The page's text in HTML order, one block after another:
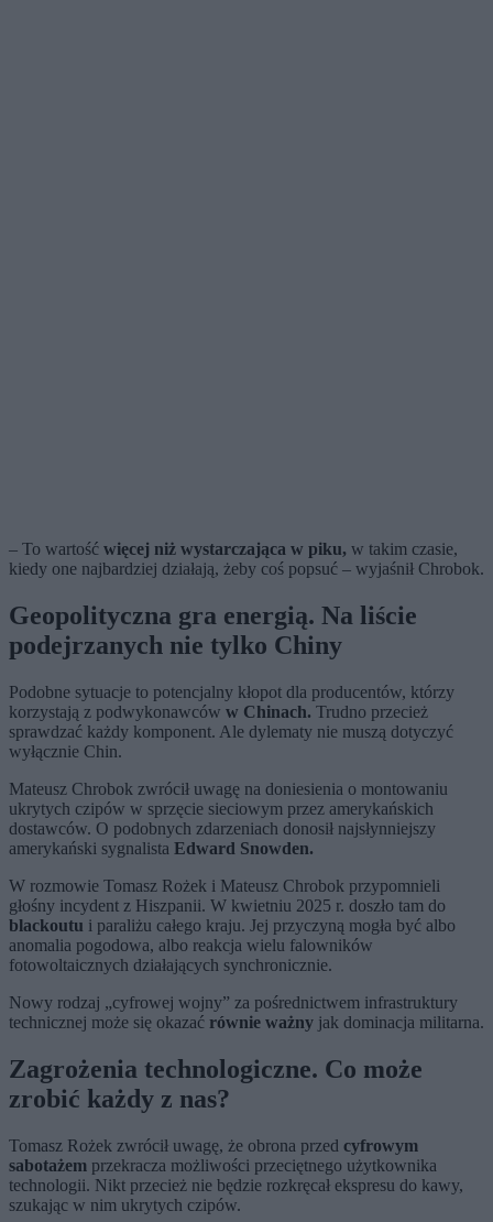
– To wartość więcej niż wystarczająca w piku, w takim czasie,
kiedy one najbardziej działają, żeby coś popsuć – wyjaśnił Chrobok.
Geopolityczna gra energią. Na liście
podejrzanych nie tylko Chiny
Podobne sytuacje to potencjalny kłopot dla producentów, którzy
korzystają z podwykonawców w Chinach. Trudno przecież
sprawdzać każdy komponent. Ale dylematy nie muszą dotyczyć
wyłącznie Chin.
Mateusz Chrobok zwrócił uwagę na doniesienia o montowaniu
ukrytych czipów w sprzęcie sieciowym przez amerykańskich
dostawców. O podobnych zdarzeniach donosił najsłynniejszy
amerykański sygnalista Edward Snowden.
W rozmowie Tomasz Rożek i Mateusz Chrobok przypomnieli
głośny incydent z Hiszpanii. W kwietniu 2025 r. doszło tam do
blackoutu i paraliżu całego kraju. Jej przyczyną mogła być albo
anomalia pogodowa, albo reakcja wielu falowników
fotowoltaicznych działających synchronicznie.
Nowy rodzaj „cyfrowej wojny” za pośrednictwem infrastruktury
technicznej może się okazać równie ważny jak dominacja militarna.
Zagrożenia technologiczne. Co może
zrobić każdy z nas?
Tomasz Rożek zwrócił uwagę, że obrona przed cyfrowym
sabotażem przekracza możliwości przeciętnego użytkownika
technologii. Nikt przecież nie będzie rozkręcał ekspresu do kawy,
szukając w nim ukrytych czipów.